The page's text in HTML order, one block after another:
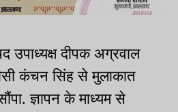
उपाध्यक्ष दीपक अग्रवाल
कंचन सिंह से मुलाकात
ज्ञापन के माध्यम से